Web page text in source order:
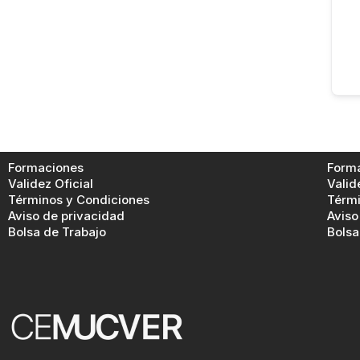
Formaciones
Validez Oficial
Términos y Condiciones
Aviso de privacidad
Bolsa de Trabajo